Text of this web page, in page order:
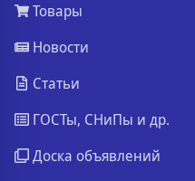
Товары
Новости
Статьи
ГОСТы, СНиПы и др.
Доска объявлений